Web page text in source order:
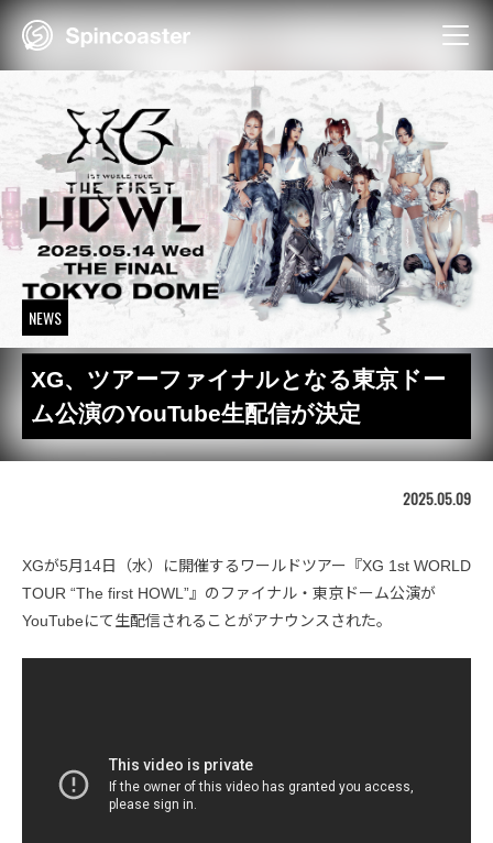
Skip
NEWS
XG、ツアーファイナルとなる東京ドー
ム公演のYouTube生配信が決定
2025.05.09
XGが5月14日（水）に開催するワールドツアー『XG 1st WORLD
TOUR “The first HOWL”』のファイナル・東京ドーム公演が
YouTubeにて生配信されることがアナウンスされた。